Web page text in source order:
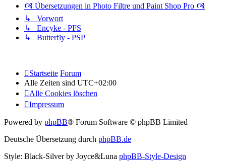
🙧 Übersetzungen in Photo Filtre und Paint Shop Pro 🙧
↳ Vorwort
↳ Encyke - PFS
↳ Butterfly - PSP
Startseite Forum
Alle Zeiten sind UTC+02:00
Alle Cookies löschen
Impressum
Powered by phpBB® Forum Software © phpBB Limited
Deutsche Übersetzung durch phpBB.de
Style: Black-Silver by Joyce&Luna phpBB-Style-Design